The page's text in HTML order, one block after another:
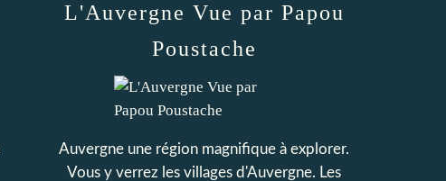
L'Auvergne Vue par Papou
Poustache
Auvergne une région magnifique à explorer.
Vous y verrez les villages d'Auvergne. Les